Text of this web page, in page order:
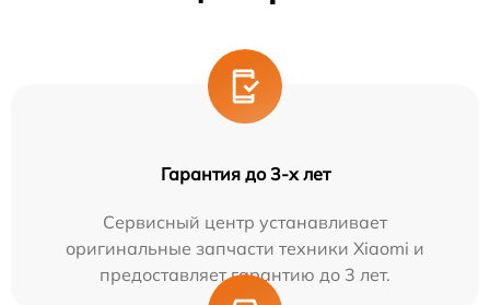
Гарантия до 3-х лет
Сервисный центр устанавливает
оригинальные запчасти техники Xiaomi и
предоставляет гарантию до 3 лет.